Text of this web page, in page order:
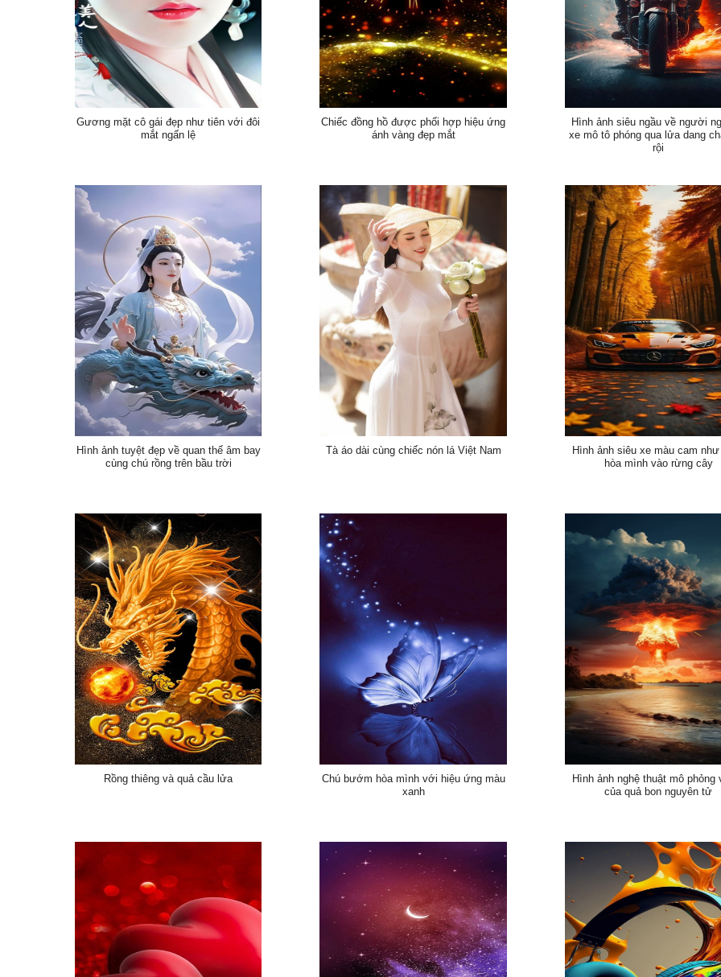
Gương mặt cô gái đẹp như tiên với đôi
mắt ngấn lệ
Chiếc đồng hồ được phối hợp hiệu ứng
ánh vàng đẹp mắt
Hình ảnh siêu ngầu về người
xe mô tô phóng qua lửa dang
rội
Hình ảnh tuyệt đẹp về quan thế âm bay
cùng chú rồng trên bầu trời
Tà áo dài cùng chiếc nón lá Việt Nam
Hình ảnh siêu xe màu cam như
hòa mình vào rừng cây
Rồng thiêng và quả cầu lửa
Chú bướm hòa mình với hiệu ứng màu
xanh
Hình ảnh nghệ thuật mô phỏng
của quả bon nguyên tử